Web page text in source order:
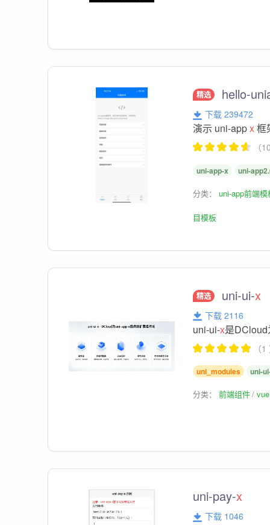
精选 hello-
下载 239472
演示 uni-appx框
（
uni-app-x uni-
分类：uni-app前端模
目模板
精选 uni-ui-x
下载 2116
uni-ui-x是
（
uni_modules uni-
分类：前端组件
uni-pay-x
下载 1046